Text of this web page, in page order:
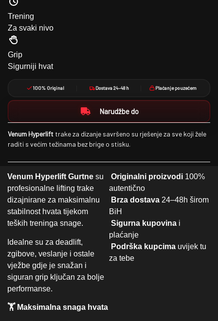
Trening
Za svaki nivo
Grip
Sigurniji hvat
100% Original Dostava 24–48 h Plaćanje pouzećem
Narudžbe do
Venum Hyperlift trake za dizanje savršeno su rješenje za sve koji žele
raditi s većim težinama bez brige o stisku.
Venum Hyperlift Gurtne su
profesionalne lifting trake
dizajnirane za maksimalnu
stabilnost hvata tijekom
teških treninga snage.
Idealne su za deadlift,
zgibove, veslanje i ostale
vježbe gdje je snažan i
siguran grip ključan za bolje
performanse.
🏋️ Maksimalna snaga hvata
Originalni proizvodi 100%
autentično
Brza dostava 24–48h širom
BiH
Sigurna kupovina i
plaćanje
Podrška kupcima uvijek tu
za tebe